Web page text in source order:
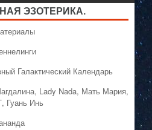
ЭЗОТЕРИКА.
Галактический Календарь
Lady Nada, Мать Мария,
Гуань Инь